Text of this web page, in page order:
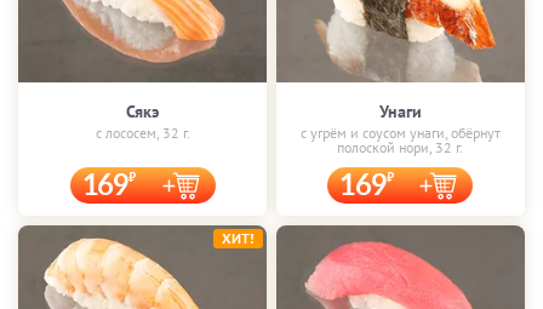
Сякэ
с лососем, 32 г.
169
Унаги
с угрём и соусом унаги, обёрнут
полоской нори, 32 г.
169
ХИТ!